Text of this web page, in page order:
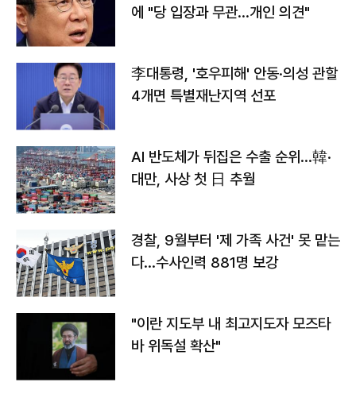
에 "당 입장과 무관…개인 의견"
李대통령, '호우피해' 안동·의성 관할
4개면 특별재난지역 선포
AI 반도체가 뒤집은 수출 순위…韓·
대만, 사상 첫 日 추월
경찰, 9월부터 '제 가족 사건' 못 맡는
다…수사인력 881명 보강
"이란 지도부 내 최고지도자 모즈타
바 위독설 확산"